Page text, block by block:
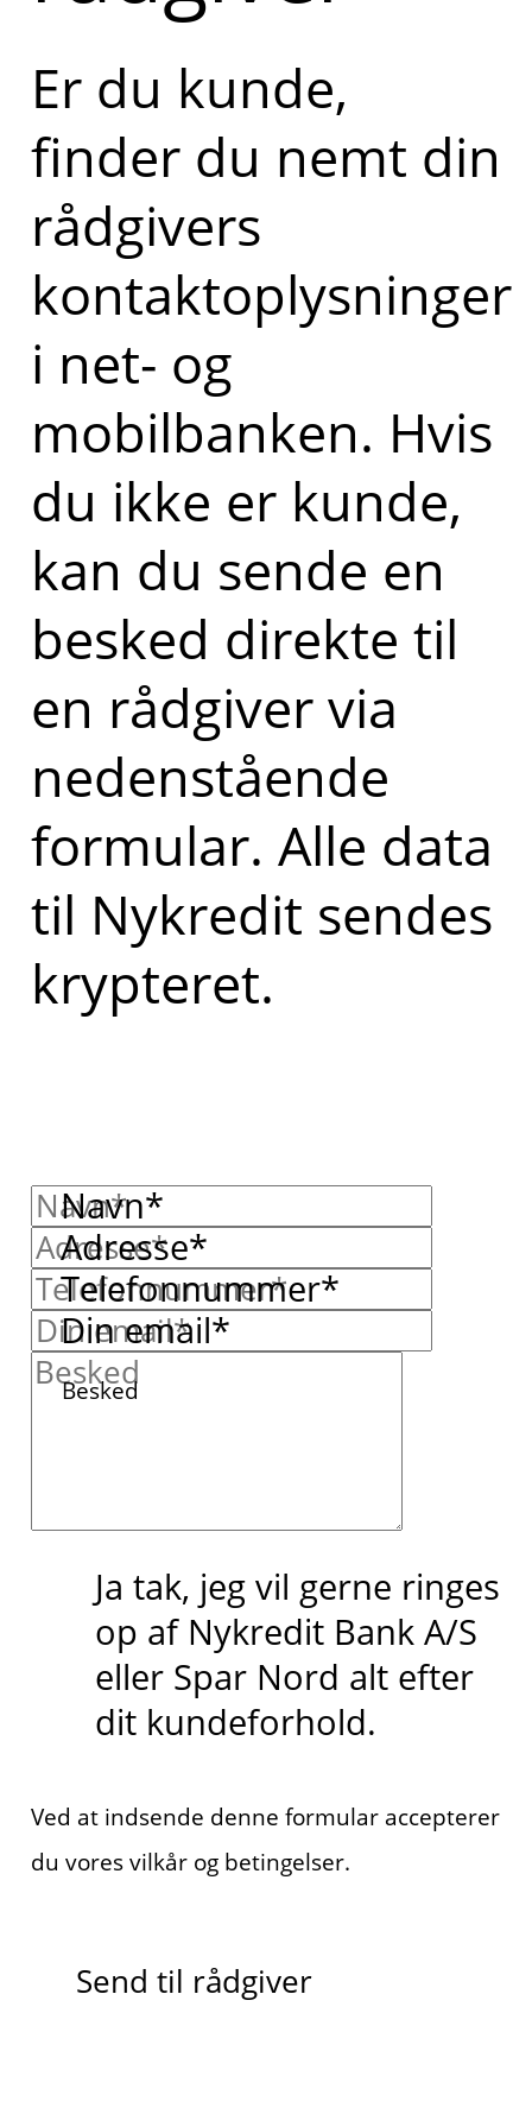
Er du kunde,
finder du nemt din
rådgivers
kontaktoplysninger
i net- og
mobilbanken. Hvis
du ikke er kunde,
kan du sende en
besked direkte til
en rådgiver via
nedenstående
formular. Alle data
til Nykredit sendes
krypteret.
Navn*
Adresse*
Telefonnummer*
Din email*
Besked
Ja tak, jeg vil gerne ringes
op af Nykredit Bank A/S
eller Spar Nord alt efter
dit kundeforhold.
Ved at indsende denne formular accepterer
du vores vilkår og betingelser.
Send til rådgiver